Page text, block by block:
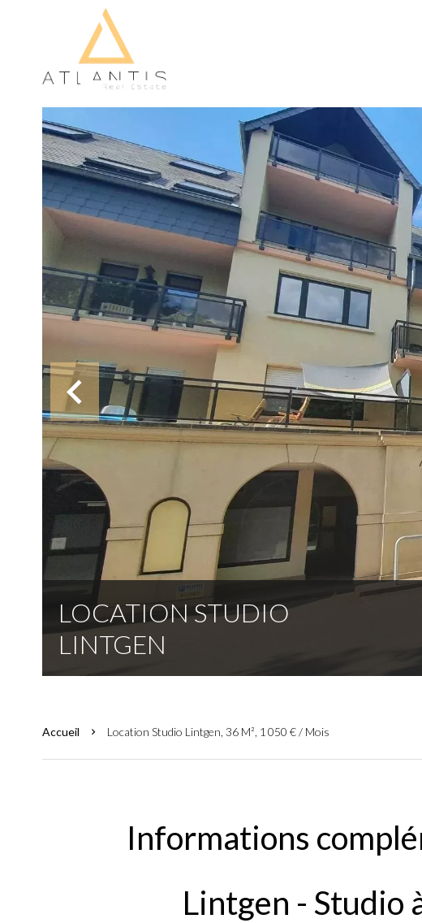
LOCATION STUDIO
LINTGEN
Accueil Location Studio Lintgen, 36 M², 1 050 € / Mois
Informations
Lintgen - Studio